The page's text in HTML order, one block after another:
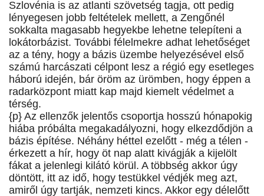
Szlovénia is az atlanti szövetség tagja, ott pedig
lényegesen jobb feltételek mellett, a Zengőnél
sokkalta magasabb hegyekbe lehetne telepíteni a
lokátorbázist. További félelmekre adhat lehetőséget
az a tény, hogy a bázis üzembe helyezésével első
számú harcászati célpont lesz a régió egy esetleges
háború idején, bár öröm az ürömben, hogy éppen a
radarközpont miatt kap majd kiemelt védelmet a
térség.
{p} Az ellenzők jelentős csoportja hosszú hónapokig
hiába próbálta megakadályozni, hogy elkezdődjön a
bázis építése. Néhány héttel ezelőtt - még a télen -
érkezett a hír, hogy öt nap alatt kivágják a kijelölt
fákat a jelenlegi kilátó körül. A többség akkor úgy
döntött, itt az idő, hogy testükkel védjék meg azt,
amiről úgy tartják, nemzeti kincs. Akkor egy délelőtt